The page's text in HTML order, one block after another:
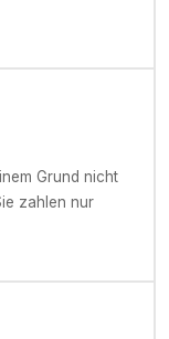
Grund nicht
zahlen nur